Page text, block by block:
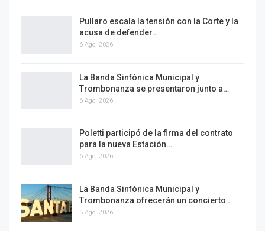
Pullaro escala la tensión con la Corte y la
acusa de defender…
6 Ago, 2026
La Banda Sinfónica Municipal y
Trombonanza se presentaron junto a…
6 Ago, 2026
Poletti participó de la firma del contrato
para la nueva Estación…
6 Ago, 2026
La Banda Sinfónica Municipal y
Trombonanza ofrecerán un concierto…
5 Ago, 2026